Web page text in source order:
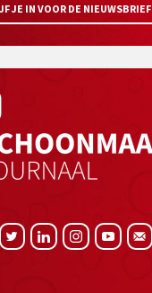
JE IN VOOR DE NIEUWSBRIEF